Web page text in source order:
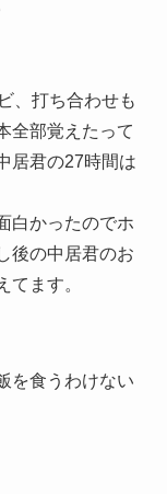
、打ち合わせも
全部覚えたって
居君の27時間は
白かったのでホ
後の中居君のお
てます。
を食うわけない